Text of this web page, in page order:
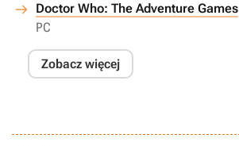
Doctor Who: The Adventure Games
PC
Zobacz więcej